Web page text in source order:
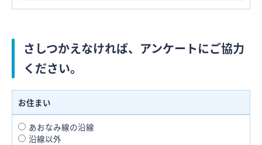
さしつかえなければ、アンケートにご協力
ください。
お住まい
あおなみ線の沿線
沿線以外